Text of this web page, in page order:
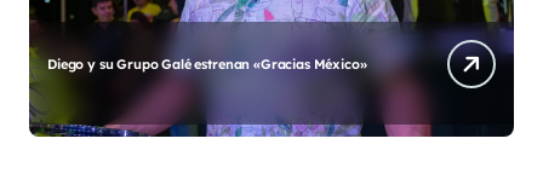
Diego y su Grupo Galé estrenan «Gracias México»